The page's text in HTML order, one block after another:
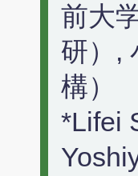
前大
研）,
構）
*Lifei